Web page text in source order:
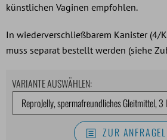
künstlichen Vaginen empfohlen.
In wiederverschließbarem Kanister (4/
muss separat bestellt werden (siehe
VARIANTE AUSWÄHLEN:
ZUR